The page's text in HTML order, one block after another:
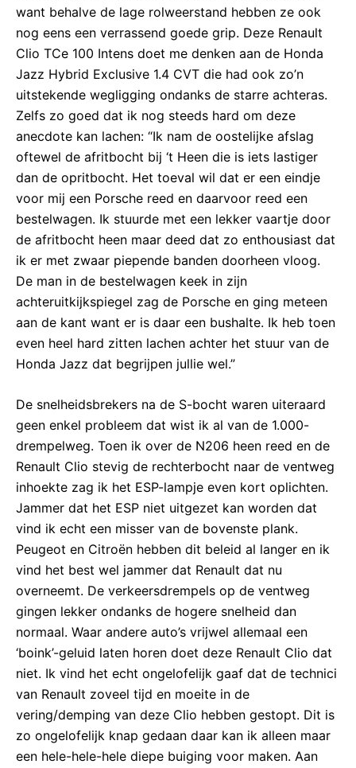
want behalve de lage rolweerstand hebben ze ook
nog eens een verrassend goede grip. Deze Renault
Clio TCe 100 Intens doet me denken aan de Honda
Jazz Hybrid Exclusive 1.4 CVT die had ook zo’n
uitstekende wegligging ondanks de starre achteras.
Zelfs zo goed dat ik nog steeds hard om deze
anecdote kan lachen: “Ik nam de oostelijke afslag
oftewel de afritbocht bij ‘t Heen die is iets lastiger
dan de opritbocht. Het toeval wil dat er een eindje
voor mij een Porsche reed en daarvoor reed een
bestelwagen. Ik stuurde met een lekker vaartje door
de afritbocht heen maar deed dat zo enthousiast dat
ik er met zwaar piepende banden doorheen vloog.
De man in de bestelwagen keek in zijn
achteruitkijkspiegel zag de Porsche en ging meteen
aan de kant want er is daar een bushalte. Ik heb toen
even heel hard zitten lachen achter het stuur van de
Honda Jazz dat begrijpen jullie wel.”
De snelheidsbrekers na de S-bocht waren uiteraard
geen enkel probleem dat wist ik al van de 1.000-
drempelweg. Toen ik over de N206 heen reed en de
Renault Clio stevig de rechterbocht naar de ventweg
inhoekte zag ik het ESP-lampje even kort oplichten.
Jammer dat het ESP niet uitgezet kan worden dat
vind ik echt een misser van de bovenste plank.
Peugeot en Citroën hebben dit beleid al langer en ik
vind het best wel jammer dat Renault dat nu
overneemt. De verkeersdrempels op de ventweg
gingen lekker ondanks de hogere snelheid dan
normaal. Waar andere auto’s vrijwel allemaal een
‘boink’-geluid laten horen doet deze Renault Clio dat
niet. Ik vind het echt ongelofelijk gaaf dat de technici
van Renault zoveel tijd en moeite in de
vering/demping van deze Clio hebben gestopt. Dit is
zo ongelofelijk knap gedaan daar kan ik alleen maar
een hele-hele-hele diepe buiging voor maken. Aan